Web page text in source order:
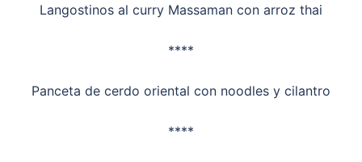
Langostinos al curry Massaman con arroz thai
****
Panceta de cerdo oriental con noodles y cilantro
****